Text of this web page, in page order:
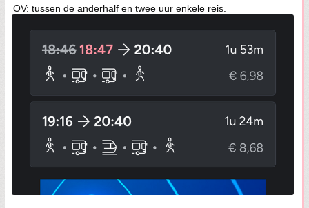
OV: tussen de anderhalf en twee uur enkele reis.